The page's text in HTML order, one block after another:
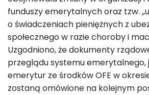
funduszy emerytalnych oraz tzw.
o świadczeniach pieniężnych z
społecznego w razie choroby i
Uzgodniono, że dokumenty
przeglądu systemu emerytalnego,
emerytur ze środków OFE w
zostaną omówione na kolejnym